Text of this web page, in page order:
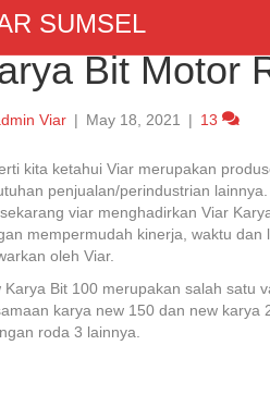
SUMSEL
Bit Motor
Viar | May 18, 2021 | 13
kita ketahui Viar merupakan
penjualan/perindustrian
viar menghadirkan Viar
mempermudah kinerja, waktu
oleh Viar.
Karya Bit 100 merupakan salah satu
karya new 150 dan new karya
roda 3 lainnya.